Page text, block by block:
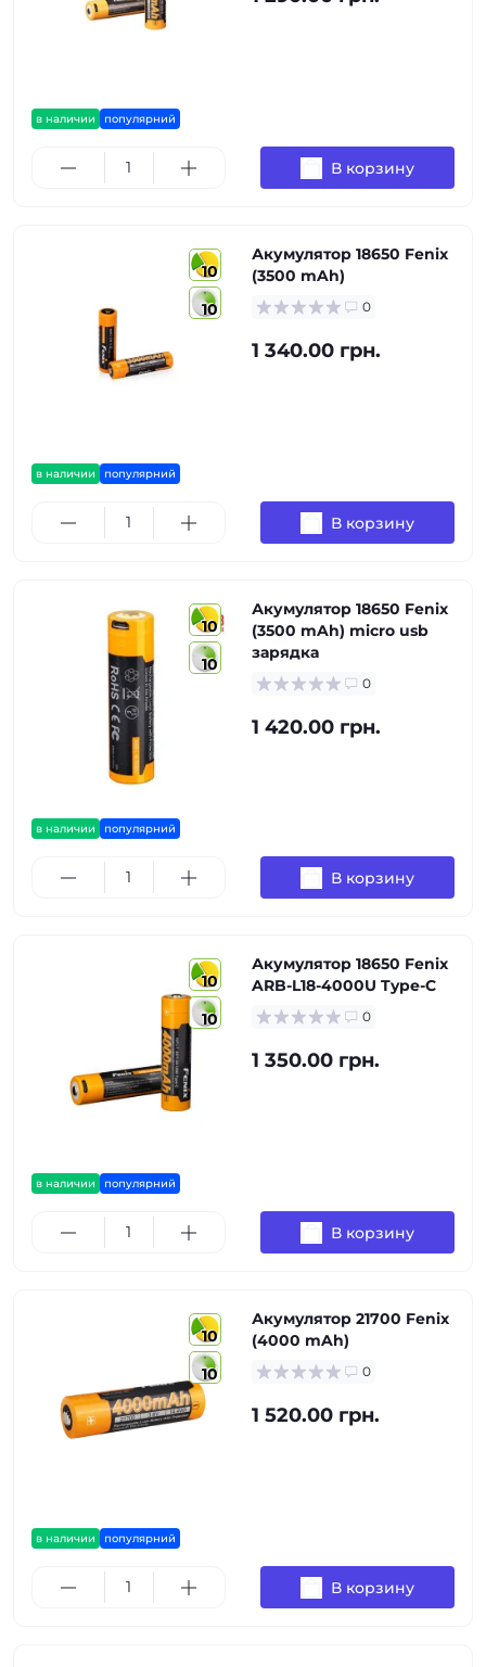
в наличии популярний
В корзину
10
10
в наличии популярний
Акумулятор 18650 Fenix
(3500 mAh)
0
1 340.00 грн.
В корзину
10
10
в наличии популярний
Акумулятор 18650 Fenix
(3500 mAh) micro usb
зарядка
0
1 420.00 грн.
В корзину
10
10
в наличии популярний
Акумулятор 18650 Fenix
ARB-L18-4000U Type-C
0
1 350.00 грн.
В корзину
10
10
в наличии популярний
Акумулятор 21700 Fenix
(4000 mAh)
0
1 520.00 грн.
В корзину